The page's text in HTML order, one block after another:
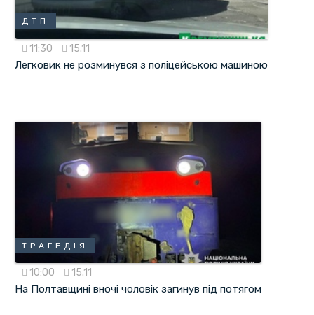
ДТП
11:30 15.11
Легковик не розминувся з поліцейською машиною
ТРАГЕДІЯ
10:00 15.11
На Полтавщині вночі чоловік загинув під потягом